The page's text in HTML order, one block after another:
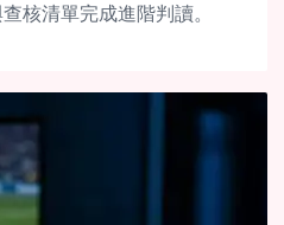
核清單完成進階判讀。